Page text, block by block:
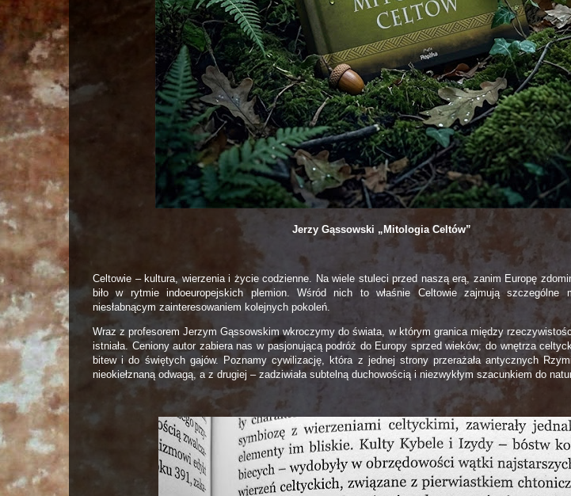
Jerzy Gąssowski „Mitologia Celtów”
Celtowie – kultura, wierzenia i życie codzienne. Na wiele stuleci przed naszą erą, zanim Europę
biło w rytmie indoeuropejskich plemion. Wśród nich to właśnie Celtowie zajmują
niesłabnącym zainteresowaniem kolejnych pokoleń.
Wraz z profesorem Jerzym Gąssowskim wkroczymy do świata, w którym granica między
istniała. Ceniony autor zabiera nas w pasjonującą podróż do Europy sprzed wieków; do wnętrza
bitew i do świętych gajów. Poznamy cywilizację, która z jednej strony przerażała antycznych
nieokiełznaną odwagą, a z drugiej – zadziwiała subtelną duchowością i niezwykłym szacunkiem do